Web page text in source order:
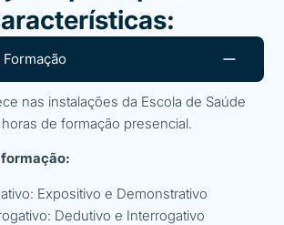
nas instalações da Escola de Saúde
de formação presencial.
Expositivo e Demonstrativo
Dedutivo e Interrogativo